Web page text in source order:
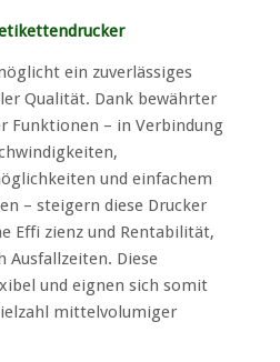
ein zuverlässiges
Qualität. Dank bewährter
Funktionen – in Verbindung
und einfachem
– steigern diese Drucker
Effi zienz und Rentabilität,
Ausfallzeiten. Diese
und eignen sich somit
mittelvolumiger